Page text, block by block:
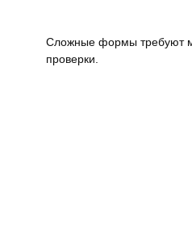
Сложные формы требуют
проверки.